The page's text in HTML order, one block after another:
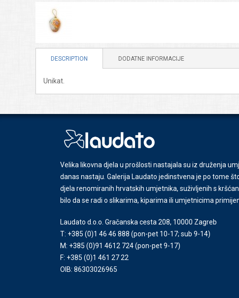
DESCRIPTION DODATNE INFORMACIJE
Unikat.
Velika likovna djela u prošlosti nastajala su iz druženja
danas nastaju. Galerija Laudato jedinstvena je po tome
djela renomiranih hrvatskih umjetnika, suživljenih s
bilo da se radi o slikarima, kiparima ili umjetnicima
Laudato d.o.o. Gračanska cesta 208, 10000 Zagreb
T: +385 (0)1 46 46 888 (pon-pet 10-17; sub 9-14)
M: +385 (0)91 4612 724(pon-pet 9-17)
F: +385 (0)1 461 27 22
OIB: 86303026965